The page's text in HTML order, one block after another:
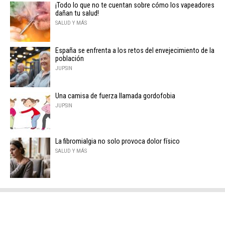
¡Todo lo que no te cuentan sobre cómo los vapeadores
dañan tu salud!
SALUD Y MÁS
España se enfrenta a los retos del envejecimiento de la
población
JUPSIN
Una camisa de fuerza llamada gordofobia
JUPSIN
La fibromialgia no solo provoca dolor físico
SALUD Y MÁS